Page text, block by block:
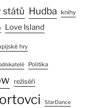
států Hudba knihy
Love Island
hry
Politika
režiséři
StarDance